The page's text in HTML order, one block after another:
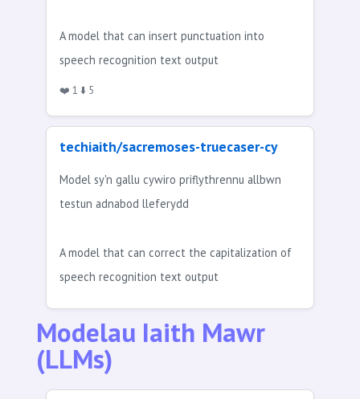
A model that can insert punctuation into
speech recognition text output
❤️ 1 ⬇️ 5
techiaith/sacremoses-truecaser-cy
Model sy'n gallu cywiro priflythrennu allbwn
testun adnabod lleferydd
A model that can correct the capitalization of
speech recognition text output
Modelau Iaith Mawr
(LLMs)